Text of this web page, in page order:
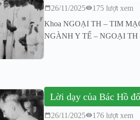
26/11/2025
175 lượt xem
Khoa NGOẠI TH – TIM
NGÀNH Y TẾ – NGOẠI
Lời dạy của Bác Hồ
26/11/2025
176 lượt xem